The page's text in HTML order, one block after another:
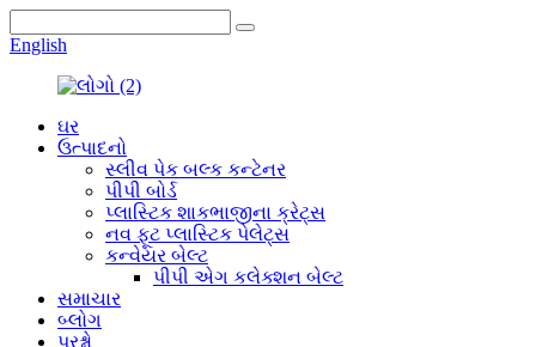
English
ઘર
ઉત્પાદનો
સ્લીવ પેક બલ્ક કન્ટેનર
પીપી બોર્ડ
પ્લાસ્ટિક શાકભાજીના ક્રેટ્સ
નવ ફૂટ પ્લાસ્ટિક પેલેટ્સ
કન્વેયર બેલ્ટ
પીપી એગ કલેક્શન બેલ્ટ
સમાચાર
બ્લોગ
પ્રશ્નો